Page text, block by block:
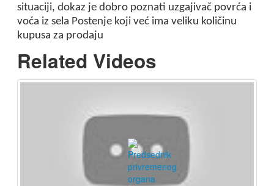
situaciji, dokaz je dobro poznati uzgajivač povrća i
voća iz sela Postenje koji već ima veliku količinu
kupusa za prodaju
Related Videos